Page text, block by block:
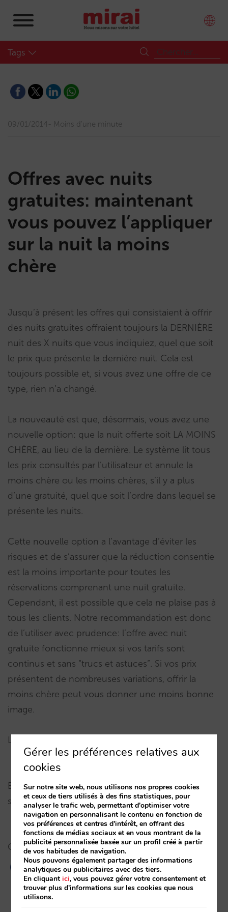
Tags
09/01/2014 Moins d'une minute
Offres avec nuits
gratuites: maintenant
vous pouvez l’appliquer
sur la nuit la moins
chère
Jusqu’à présent les offres qui consistaient à offrir
des nuits gratuites offraient toujours la DERNIÈRE
nuit des X nuits que vous indiquiez, quel que soit
le prix que présente la dernière nuit. Cela est
toujours possible et, si vous avez une offre de ce
type, rien n’a changé.
La nouveauté est que, désormais, vous avez une
nouvelle option: que la nuit offerte soit LA MOINS
CHÈRE, au lieu de la dernière. Le système lit tous
les prix consultés par l’utilisateur et annule la
moins chère ou les moins chères, s’il y a plus
d’une gratuité, quel que soit l’ordre dans lequel se
présente les nuits.
Cette nouvelle option a l’avantage d’éviter les
risques et de s’assurer que la réduction consentie
est la moins importante pour toutes les
réservations comprenant une nuit gratuite.
Cependant, il est possible que cela ne plaise pas à
tous les clients. Notre recommandation est donc
de l’utiliser avec prudence: l’offre avec nuit
gratuite fonctionne mieux si vos tarifs sont
continus et sans “trucs et astuces”. Si vos prix
présentent de nombreuses variations, offrir la
moins chère peut vous donner une moins bonne
image.
L’option est désormais disponible dans l’extranet:
Et voilà comment le voit l’utilisateur dans le
système de réservations:
Consultez-nous pour toute question.
Gérer les préférences relatives aux
cookies
Sur notre site web, nous utilisons nos propres cookies
et ceux de tiers utilisés à des fins statistiques, pour
analyser le trafic web, permettant d'optimiser votre
navigation en personnalisant le contenu en fonction de
vos préférences et centres d'intérêt, en offrant des
fonctions de médias sociaux et en vous montrant de la
publicité personnalisée basée sur un profil créé à partir
de vos habitudes de navigation.
Nous pouvons également partager des informations
analytiques ou publicitaires avec des tiers.
En cliquantici, vous pouvez gérer votre consentement et
trouver plus d'informations sur les cookies que nous
utilisons.